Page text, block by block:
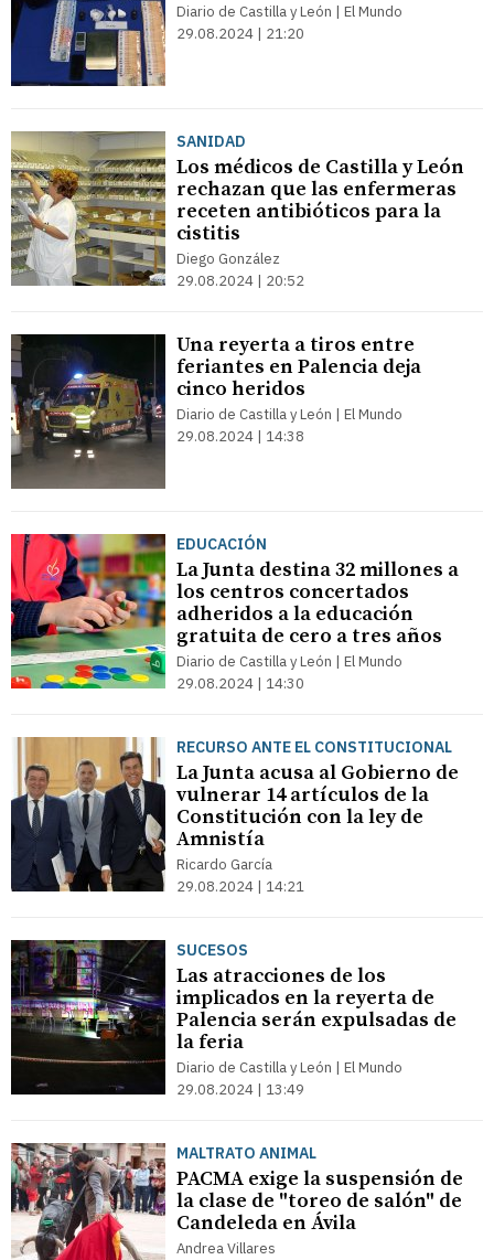
Diario de Castilla y León | El Mundo
29.08.2024 | 21:20
SANIDAD
Los médicos de Castilla y León
rechazan que las enfermeras
receten antibióticos para la
cistitis
Diego González
29.08.2024 | 20:52
Una reyerta a tiros entre
feriantes en Palencia deja
cinco heridos
Diario de Castilla y León | El Mundo
29.08.2024 | 14:38
EDUCACIÓN
La Junta destina 32 millones a
los centros concertados
adheridos a la educación
gratuita de cero a tres años
Diario de Castilla y León | El Mundo
29.08.2024 | 14:30
RECURSO ANTE EL CONSTITUCIONAL
La Junta acusa al Gobierno de
vulnerar 14 artículos de la
Constitución con la ley de
Amnistía
Ricardo García
29.08.2024 | 14:21
SUCESOS
Las atracciones de los
implicados en la reyerta de
Palencia serán expulsadas de
la feria
Diario de Castilla y León | El Mundo
29.08.2024 | 13:49
MALTRATO ANIMAL
PACMA exige la suspensión de
la clase de "toreo de salón" de
Candeleda en Ávila
Andrea Villares